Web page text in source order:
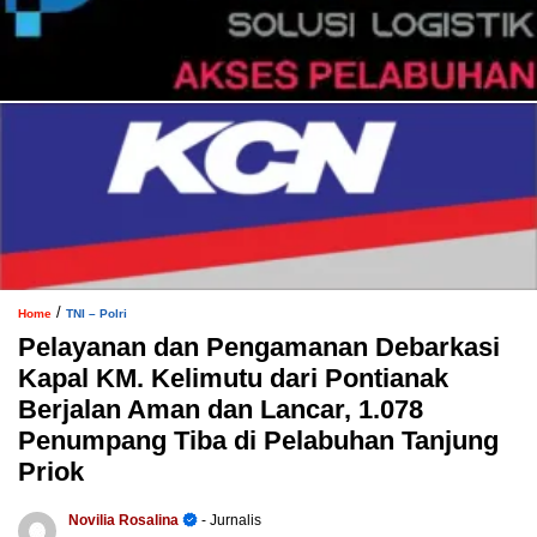
Home / TNI – Polri
Pelayanan dan Pengamanan Debarkasi
Kapal KM. Kelimutu dari Pontianak
Berjalan Aman dan Lancar, 1.078
Penumpang Tiba di Pelabuhan Tanjung
Priok
Novilia Rosalina
- Jurnalis